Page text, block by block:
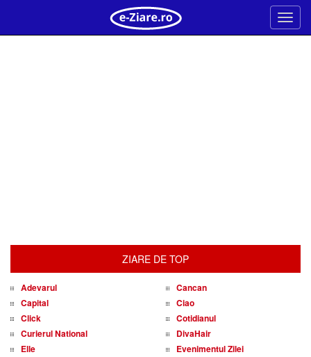
Meniu
ZIARE DE TOP
Adevarul
Cancan
Capital
Ciao
Click
Cotidianul
Curierul National
DivaHair
Elle
Evenimentul Zilei